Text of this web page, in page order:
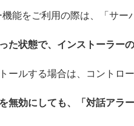
能をご利用の際は、「サー
た状態で、インストーラー
ールする場合は、コントロ
無効にしても、「対話アラ